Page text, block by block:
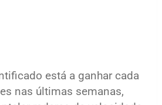
está a ganhar cada
nas últimas semanas,